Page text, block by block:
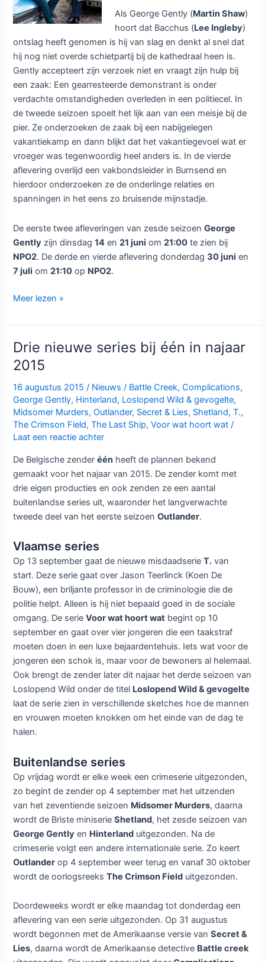
Als George Gently (Martin Shaw)
hoort dat Bacchus (Lee Ingleby)
ontslag heeft genomen is hij van slag en denkt al snel dat
hij nog niet overde schietpartij bij de kathedraal heen is.
Gently accepteert zijn verzoek niet en vraagt zijn hulp bij
een zaak: Een gearresteerde demonstrant is onder
verdachte omstandigheden overleden in een politiecel. In
de tweede seizoen spoelt het lijk aan van een meisje bij de
pier. Ze onderzoeken de zaak bij een nabijgelegen
vakantiekamp en dann blijkt dat het vakantiegevoel wat er
vroeger was tegenwoordig heel anders is. In de vierde
aflevering overlijd een vakbondsleider in Burnsend en
hierdoor onderzoeken ze de onderlinge relaties en
spanningen in het eens zo bruisende mijnstadje.
De eerste twee afleveringen van zesde seizoenGeorge
Gently zijn dinsdag14 en21 juni om21:00 te zien bij
NPO2. De derde en vierde aflevering donderdag30 juni en
7 juli om21:10 op NPO2.
Zesde
George
Gently
bij
NPO2
Meer lezen »
Drie nieuwe series bij één in najaar
2015
16 augustus 2015/ Nieuws / Battle Creek,Complications,
George Gently, Hinterland, Loslopend Wild & gevogelte,
Midsomer Murders,Outlander, Secret & Lies, Shetland,T.,
The Crimson Field,The Last Ship,Voor wat hoort wat /
Laat een reactie achter
De Belgische zenderéén heeft de plannen bekend
gemaakt voor het najaar van 2015. De zender komt met
drie eigen producties en ook zenden ze een aantal
buitenlandse series uit, waaronder het langverwachte
tweede deel van het eerste seizoenOutlander.
Vlaamse series
Op 13 september gaat de nieuwe misdaadserieT. van
start. Deze serie gaat over Jason Teerlinck (Koen De
Bouw), een briljante professor in de criminologie die de
politie helpt. Alleen is hij niet bepaald goed in de sociale
omgang. De serieVoor wat hoort wat begint op 10
september en gaat over vier jongeren die een taakstraf
moeten doen in een luxe bejaardentehuis. Iets wat voor de
jongeren een schok is, maar voor de bewoners al helemaal.
Ook brengt de zender later dit najaar het derde seizoen van
Loslopend Wild onder de titel Loslopend Wild & gevogelte
laat de serie zien in verschillende sketches hoe de mannen
en vrouwen moeten knokken om het einde van de dag te
halen.
Buitenlandse series
Op vrijdag wordt er elke week een crimeserie uitgezonden,
zo begint de zender op 4 september met het uitzenden
van het zeventiende seizoen Midsomer Murders, daarna
wordt de Briste miniserieShetland, het zesde seizoen van
George Gently en Hinterland uitgezonden. Na de
crimeserie volgt een andere internationale serie. Zo keert
Outlander op 4 september weer terug en vanaf 30 oktober
wordt de oorlogsreeksThe Crimson Field uitgezonden.
Doordeweeks wordt er elke maandag tot donderdag een
aflevering van een serie uitgezonden. Op 31 augustus
wordt begonnen met de Amerikaanse versie vanSecret &
Lies, daarna wordt de Amerikaanse detective Battle creek